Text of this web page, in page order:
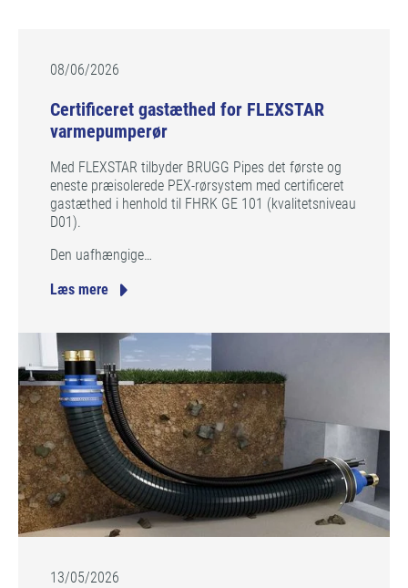
08/06/2026
Certificeret gastæthed for FLEXSTAR
varmepumperør
Med FLEXSTAR tilbyder BRUGG Pipes det første og
eneste præisolerede PEX-rørsystem med certificeret
gastæthed i henhold til FHRK GE 101 (kvalitetsniveau
D01).
Den uafhængige…
Læs mere
13/05/2026